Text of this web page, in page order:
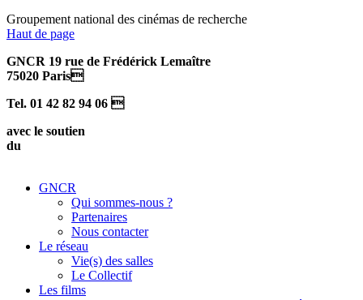
Groupement national des cinémas de recherche
Haut de page
GNCR 19 rue de Frédérick Lemaître
75020 Paris
Tel. 01 42 82 94 06 
avec le soutien
du
GNCR
Qui sommes-nous ?
Partenaires
Nous contacter
Le réseau
Vie(s) des salles
Le Collectif
Les films